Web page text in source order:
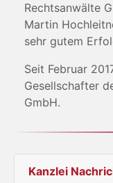
Rechtsanwälte
Martin
sehr gutem
Seit Februar
Gesellschafter
GmbH.
Kanzlei